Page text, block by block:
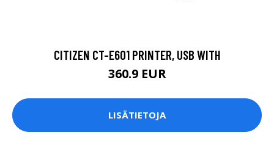
CITIZEN CT-E601 PRINTER, USB WITH
360.9 EUR
LISÄTIETOJA